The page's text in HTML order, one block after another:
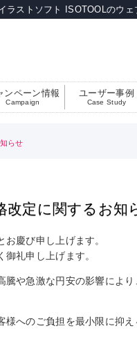
ラストソフト ISOTOOLのウェ
ンペーン情報
Campaign
ユーザー事例
Case Study
らせ
改定に関するお知
慶び申し上げます。
礼申し上げます。
騰や急激な円安の影響によ
様へのご負担を最小限に抑